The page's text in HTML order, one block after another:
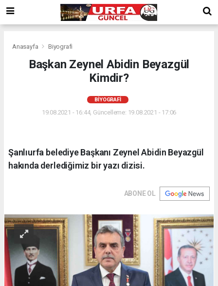
Anasayfa Biyografi
Başkan Zeynel Abidin Beyazgül
Kimdir?
BIYOGRAFI
19.08.2021 - 16:44, Güncelleme: 19.08.2021 - 17:06
Şanlıurfa belediye Başkanı Zeynel Abidin Beyazgül
hakında derlediğimiz bir yazı dizisi.
ABONE OL